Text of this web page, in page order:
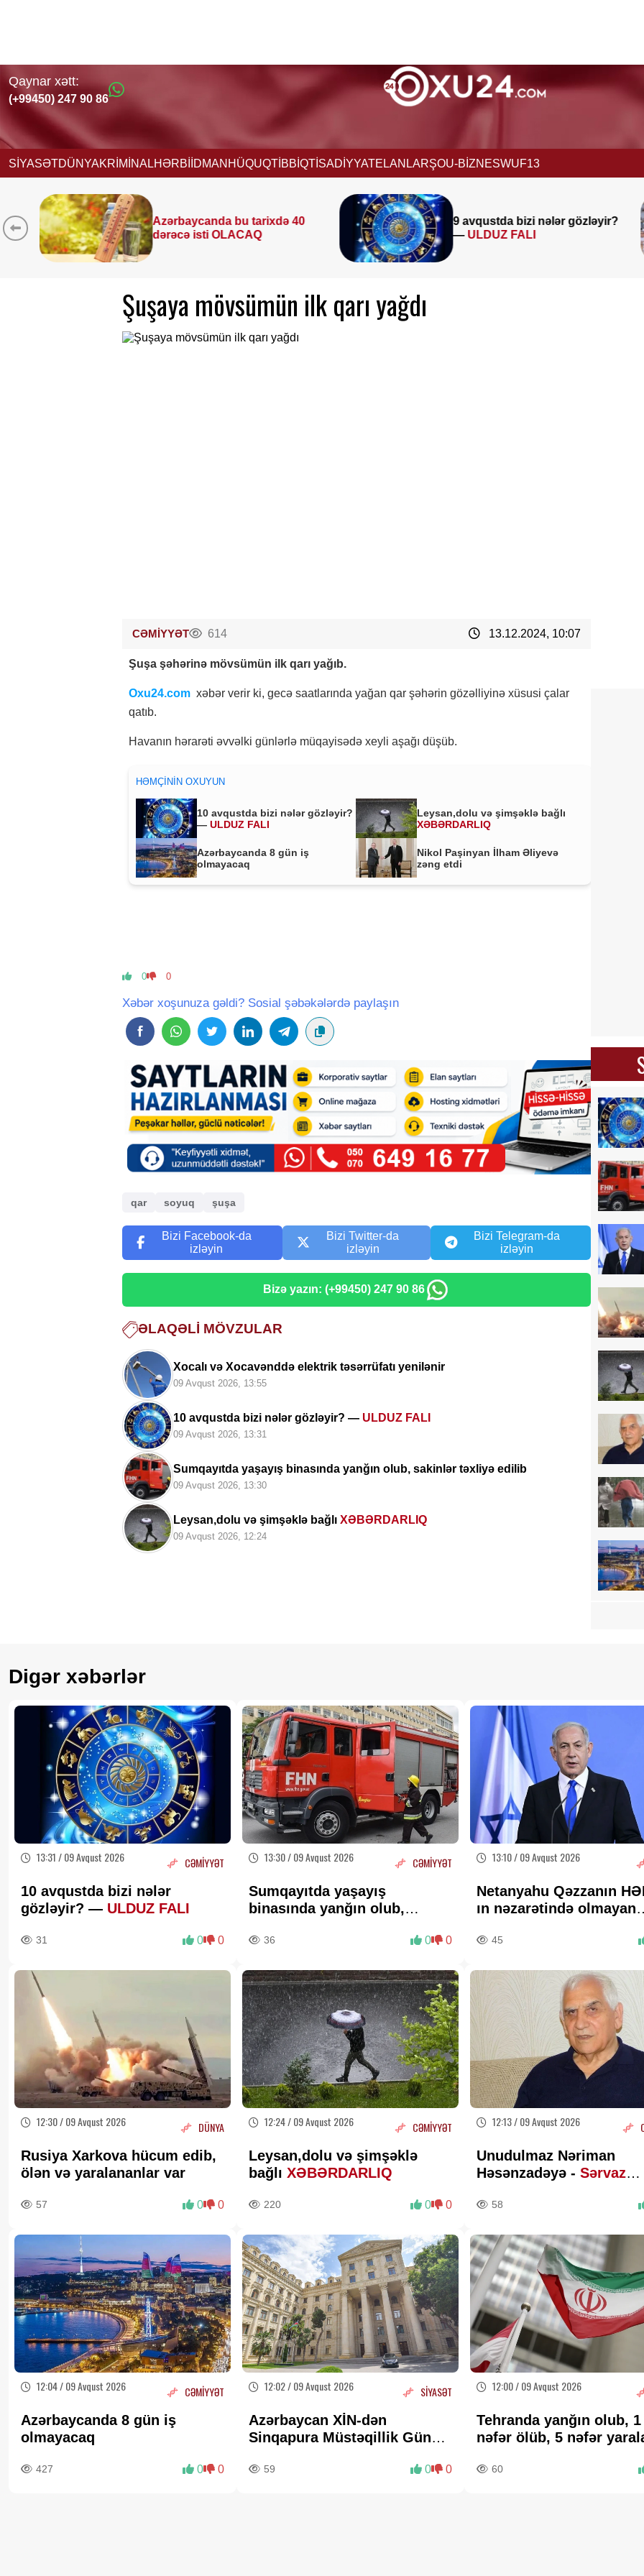
Qaynar xətt:
(+99450) 247 90 86
SİYASƏTDÜNYAKRİMİNAL HƏRBİİDMANHÜQUQTİBBİQTİSADİYYATELANLARŞOU-BİZNESWUF13
40
9 avqustda bizi nələr gözləyir?
—ULDUZ FALI
Müəllimlərin diqqətinə!
8
saat 11:00-dan etibarən
BAŞLADI
Şuşaya mövsümün ilk qarı yağdı
CƏMİYYƏT 614 13.12.2024, 10:07
Şuşa şəhərinə mövsümün ilk qarı yağıb.
Oxu24.com xəbər verir ki, gecə saatlarında yağan qar şəhərin gözəlliyinə xüsusi çalar
qatıb.
Havanın hərarəti əvvəlki günlərlə müqayisədə xeyli aşağı düşüb.
HƏMÇININ OXUYUN
10 avqustda bizi nələr gözləyir?
—ULDUZ FALI
Leysan,dolu və şimşəklə bağlı
XƏBƏRDARLIQ
Azərbaycanda 8 gün iş
olmayacaq
Nikol Paşinyan İlham Əliyevə
zəng etdi
0 0
Xəbər xoşunuza gəldi? Sosial şəbəkələrdə paylaşın
qar soyuq şuşa
Bizi Facebook-da
izləyin
Bizi Twitter-da
izləyin
Bizi Telegram-da
izləyin
Bizə yazın: (+99450) 247 90 86
ƏLAQƏLI MÖVZULAR
Xocalı və Xocavənddə elektrik təsərrüfatı yenilənir
09 Avqust 2026, 13:55
10 avqustda bizi nələr gözləyir? — ULDUZ FALI
09 Avqust 2026, 13:31
Sumqayıtda yaşayış binasında yanğın olub, sakinlər təxliyə edilib
09 Avqust 2026, 13:30
Leysan,dolu və şimşəklə bağlıXƏBƏRDARLIQ
09 Avqust 2026, 12:24
Digər xəbərlər
13:31 / 09 Avqust 2026 CƏMİYYƏT
10 avqustda bizi nələr
gözləyir? — ULDUZ FALI
31 0 0
13:30 / 09 Avqust 2026 CƏMİYYƏT
Sumqayıtda yaşayış
binasında yanğın olub,
36 0 0
13:10 / 09 Avqust 2026
Netanyahu Qəzzanın
ın nəzarətində olmayan
işlərini təsdiqləyib
45
12:30 / 09 Avqust 2026 DÜNYA
Rusiya Xarkova hücum edib,
ölən və yaralananlar var
57 0 0
12:24 / 09 Avqust 2026 CƏMİYYƏT
Leysan,dolu və şimşəklə
bağlı XƏBƏRDARLIQ
220 0 0
12:13 / 09 Avqust 2026
Unudulmaz Nəriman
Həsənzadəyə - Sərvaz
58
12:04 / 09 Avqust 2026 CƏMİYYƏT
Azərbaycanda 8 gün iş
olmayacaq
427 0 0
12:02 / 09 Avqust 2026 SİYASƏT
Azərbaycan XİN-dən
Sinqapura Müstəqillik Günü
59 0 0
12:00 / 09 Avqust 2026
Tehranda yanğın olub, 1
nəfər ölüb, 5 nəfər
60